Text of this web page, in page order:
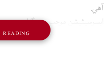
آهي.
واضح رهي ته گذريل ڏينهن به في تولو سون 2 هزار 400 رپيا